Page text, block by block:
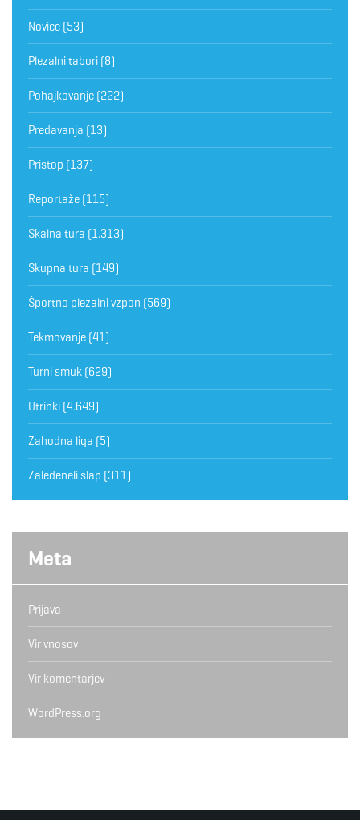
Novice (53)
Plezalni tabori (8)
Pohajkovanje (222)
Predavanja (13)
Pristop (137)
Reportaže (115)
Skalna tura (1.313)
Skupna tura (149)
Športno plezalni vzpon (569)
Tekmovanje (41)
Turni smuk (629)
Utrinki (4.649)
Zahodna liga (5)
Zaledeneli slap (311)
Meta
Prijava
Vir vnosov
Vir komentarjev
WordPress.org